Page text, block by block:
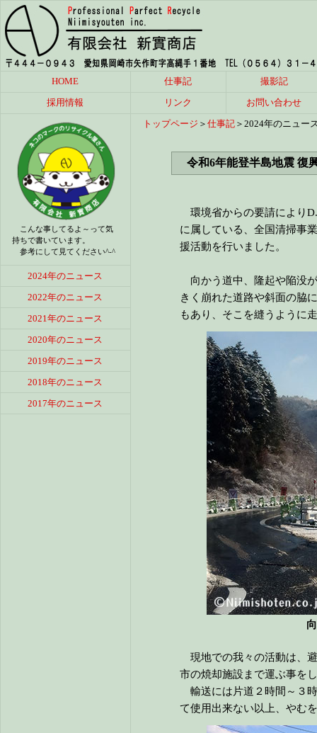
HOME 仕事記
撮影記
採用情報
リンク お問い合わせ
こんな事してるよ～って気
持ちで書いています。
参考にして見てください^-^
トップページ ＞ 仕事記 ＞2024年のニュー
令和6年能登半島地震 復
環境省からの要請により
に属している、全国清掃事
援活動を行いました。
向かう道中、隆起や陥没
きく崩れた道路や斜面の脇
もあり、そこを縫うように
現地での我々の活動は、
市の焼却施設まで運ぶ事を
輸送には片道２時間～３
て使用出来ない以上、やむ
2024年のニュース
2022年のニュース
2021年のニュース
2020年のニュース
2019年のニュース
2018年のニュース
2017年のニュース